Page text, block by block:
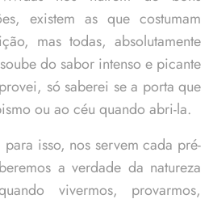
existem as que costumam
mas todas, absolutamente
do sabor intenso e picante
só saberei se a porta que
ou ao céu quando abri-la.
isso, nos servem cada pré-
a verdade da natureza
vivermos, provarmos,